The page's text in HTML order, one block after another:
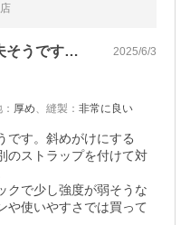
生地もしっかりしていて丈夫そうです。斜… 2025/6/3
： 厚め、 縫製 ： 非常に良い
です。斜めがけにする
のストラップを付けて対
クで少し強度が弱そうな
や使いやすさでは買って